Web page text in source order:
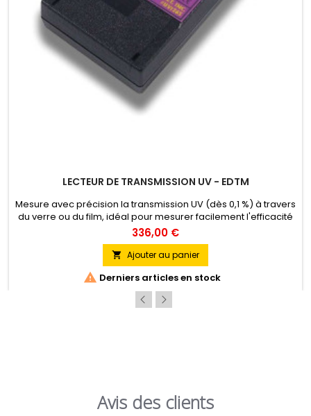
LECTEUR DE TRANSMISSION UV - EDTM
Mesure avec précision la transmission UV (dès 0,1 %) à travers
du verre ou du film, idéal pour mesurer facilement l'efficacité
anti-UV des films.
336,00 €
 Ajouter au panier
 Derniers articles en stock
Avis des clients